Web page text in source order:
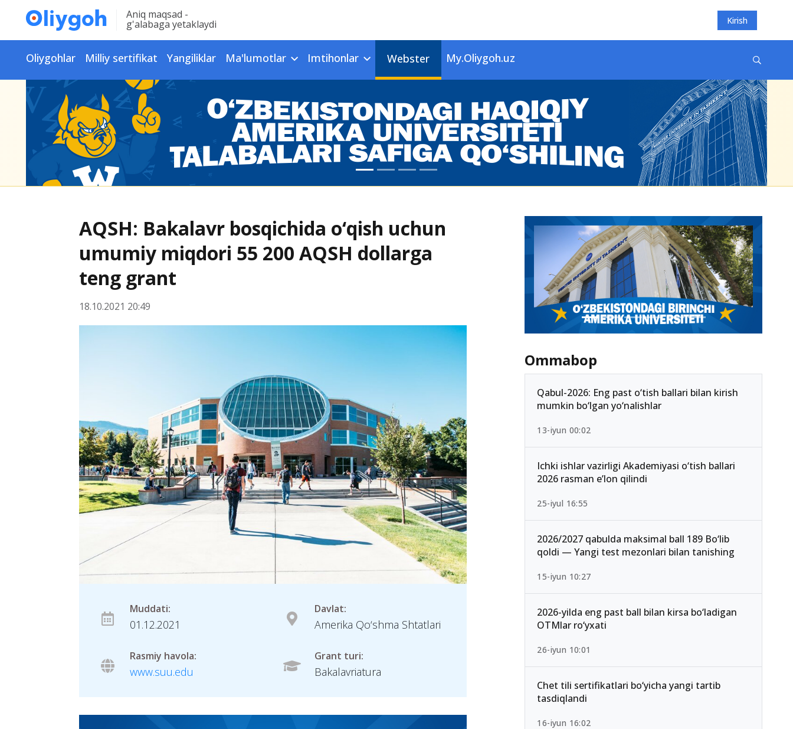
Aniq maqsad -
g'alabaga yetaklaydi Kirish
Oliygohlar Milliy sertifikat Yangiliklar Ma'lumotlar Imtihonlar Webster My.Oliygoh.uz
AQSH: Bakalavr bosqichida o‘qish uchun
umumiy miqdori 55 200 AQSH dollarga
teng grant
18.10.2021 20:49
Muddati:
01.12.2021
Davlat:
Amerika Qo‘shma Shtatlari
Rasmiy havola:
www.suu.edu
Grant turi:
Bakalavriatura
Ommabop
Qabul-2026: Eng past o‘tish ballari bilan kirish
mumkin bo‘lgan yo‘nalishlar
13-iyun 00:02
Ichki ishlar vazirligi Akademiyasi o‘tish ballari
2026 rasman e’lon qilindi
25-iyul 16:55
2026/2027 qabulda maksimal ball 189 Bo‘lib
qoldi — Yangi test mezonlari bilan tanishing
15-iyun 10:27
2026-yilda eng past ball bilan kirsa bo‘ladigan
OTMlar ro‘yxati
26-iyun 10:01
Chet tili sertifikatlari bo‘yicha yangi tartib
tasdiqlandi
16-iyun 16:02